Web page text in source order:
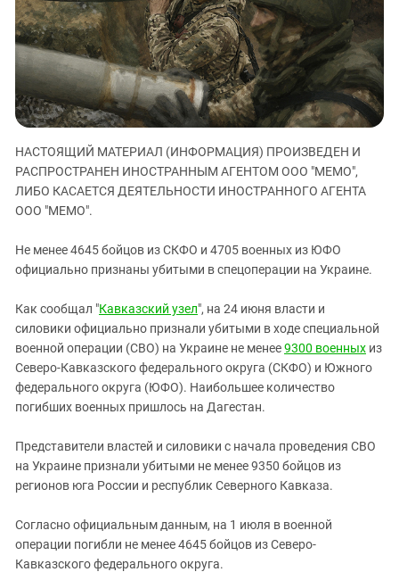
ЗАСТАВЛЯЕТ
КАВКАЗ ЗА ПАЛЕСТИНУ
ИНАКОМЫСЛИЕ В ЧЕЧНЕ
ПРЕСЛЕДОВАНИЕ АКТИВИСТОВ
МОБИЛИЗАЦИЯ И ПРОТЕСТЫ
Дагестан
Ингушетия
Кабардино-Балкария
Калмыкия
Карачаево-Черкесия
Краснодарский край
Российская Федерация
Северная Осетия - Алания
Ставропольский край
Чечня
Южная Осетия
Южный Кавказ
НАСТОЯЩИЙ МАТЕРИАЛ (ИНФОРМАЦИЯ) ПРОИЗВЕДЕН И
РАСПРОСТРАНЕН ИНОСТРАННЫМ АГЕНТОМ ООО "МЕМО",
ЛИБО КАСАЕТСЯ ДЕЯТЕЛЬНОСТИ ИНОСТРАННОГО АГЕНТА
ООО "МЕМО".
Не менее 4645 бойцов из СКФО и 4705 военных из ЮФО
официально признаны убитыми в спецоперации на Украине.
Как сообщал "Кавказский узел", на 24 июня власти и
силовики официально признали убитыми в ходе специальной
военной операции (СВО) на Украине не менее9300 военных из
Северо-Кавказского федерального округа (СКФО) и Южного
федерального округа (ЮФО). Наибольшее количество
погибших военных пришлось на Дагестан.
Представители властей и силовики с начала проведения СВО
на Украине признали убитыми не менее 9350 бойцов из
регионов юга России и республик Северного Кавказа.
Согласно официальным данным, на 1 июля в военной
операции погибли не менее 4645 бойцов из Северо-
Кавказского федерального округа.